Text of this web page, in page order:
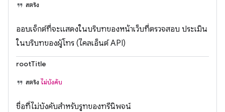
สตริง
ออบเจ็กต์ที่จะแสดงในบริบทของหน้าเว็บที่ตรวจสอบ ประเมิน
ในบริบทของผู้โทร (ไคลเอ็นต์ API)
rootTitle
สตริง ไม่บังคับ
ชื่อที่ไม่บังคับสำหรับรูทของทรีนิพจน์